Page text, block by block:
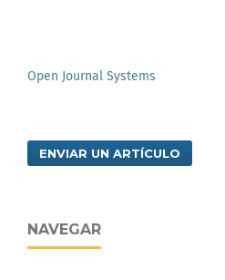
Open Journal Systems
ENVIAR UN ARTÍCULO
NAVEGAR